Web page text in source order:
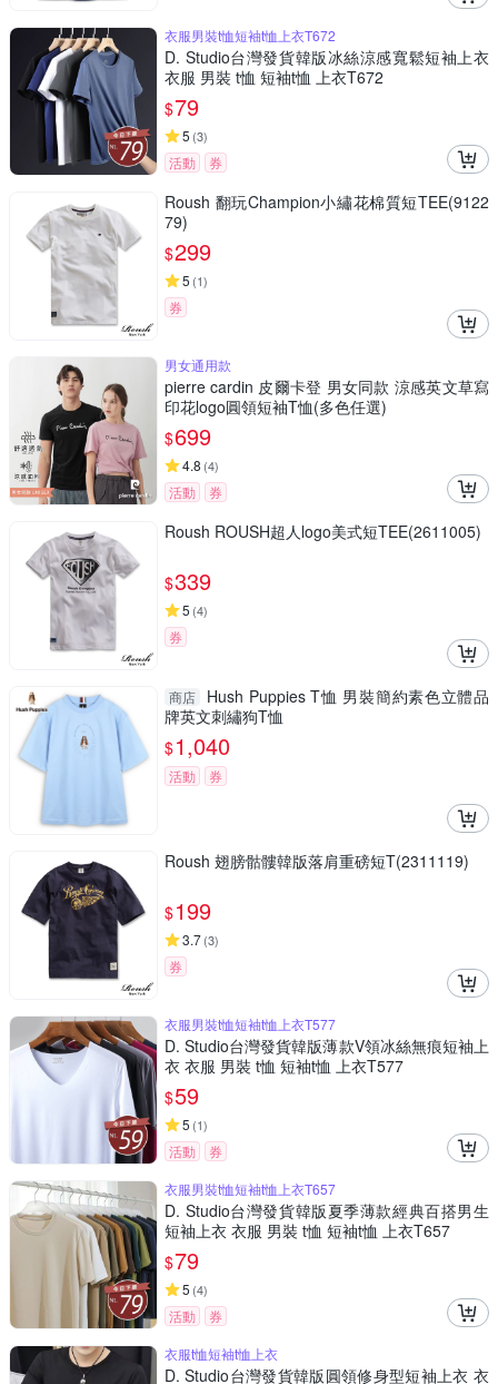
衣服男裝t恤短袖t恤上衣T672
D. Studio台灣發貨韓版冰絲涼感寬鬆短袖上衣
衣服 男裝 t恤 短袖t恤 上衣T672
$79
5 (3)
活動 券
Roush 翻玩Champion小繡花棉質短TEE(9122
79)
$299
5 (1)
券
男女通用款
pierre cardin 皮爾卡登 男女同款 涼感英文草寫
印花logo圓領短袖T恤(多色任選)
$699
4.8 (4)
活動 券
Roush ROUSH超人logo美式短TEE(2611005)
$339
5 (4)
券
商店
Hush Puppies T恤 男裝簡約素色立體品
牌英文刺繡狗T恤
$1,040
活動 券
Roush 翅膀骷髏韓版落肩重磅短T(2311119)
$199
3.7(3)
券
衣服男裝t恤短袖t恤上衣T577
D. Studio台灣發貨韓版薄款V領冰絲無痕短袖上
衣 衣服 男裝 t恤 短袖t恤 上衣T577
$59
5 (1)
活動
券
衣服男裝t恤短袖t恤上衣T657
D. Studio台灣發貨韓版夏季薄款經典百搭男生
短袖上衣 衣服 男裝 t恤 短袖t恤 上衣T657
$79
5 (4)
活動
券
衣服t恤短袖t恤上衣
D. Studio台灣發貨韓版圓領修身型短袖上衣 衣